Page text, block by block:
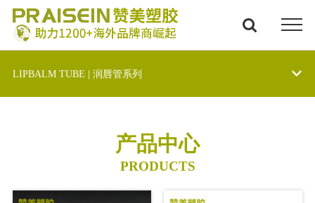
LIPBALM TUBE | 润唇管系列
产品中心
PRODUCTS